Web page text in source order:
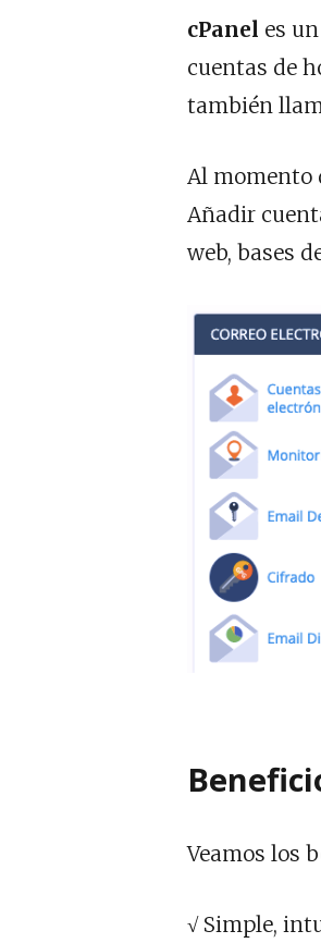
cPanel es
cuentas de
también
Al momento
Añadir
web, bases
Veamos los
√ Simple,